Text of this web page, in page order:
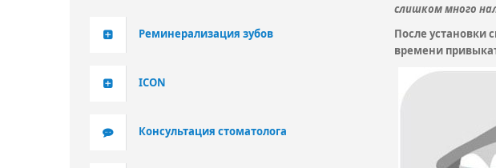
Реминерализация зубов
ICON
Консультация стоматолога
слишком много
После установки
времени